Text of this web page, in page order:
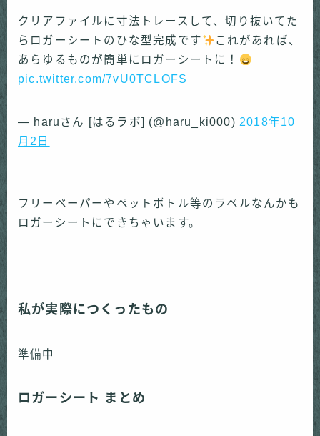
クリアファイルに寸法トレースして、切り抜いてた
らロガーシートのひな型完成です
これがあれば、
あらゆるものが簡単にロガーシートに！
pic.twitter.com/7vU0TCLOFS
— haruさん [はるラボ] (@haru_ki000) 2018年10
月2日
フリーベーパーやペットボトル等のラベルなんかも
ロガーシートにできちゃいます。
私が実際につくったもの
準備中
ロガーシート まとめ